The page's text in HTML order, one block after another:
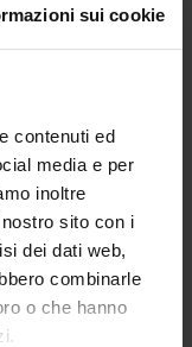
sui cookie
contenuti ed
media e per
inoltre
sito con i
dei dati web,
combinarle
o che hanno
27